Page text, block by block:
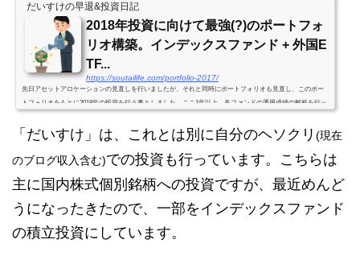
だいすけの早退&投資日記
2018年投資に向けて最強(?)のポートフォ
リオ構築。インデックスファンド + 外国E
TF...
https://soutailife.com/portfolio-2017/
先日アセットアロケーションの見直しを行いましたが、それと同時にポートフォリオも見直し、このポー
トフォリオをもとに2018年の投資を行う事としました。ここ1年以上、各ファンドの運用成績の解析を行っ
すけ」は楽天証券の個人型確定拠出年金(iDeCo)に加入していますので、そこでの商品選択の制約を受けた
うえでのポートフォリオとなります。2018年に向けたポートフォリオの見直し内数字は信託報酬国内株式
TOPIX連動型上場投資信託...
「だいすけ」は、これとは別に自分のヘソクリ (現在
のブログ収入含む)での投資も行っています。こちらは
主に国内株式個別銘柄への投資ですが、最近めんど
うになったきたので、一部をインデックスファンド
の積立投資にしています。